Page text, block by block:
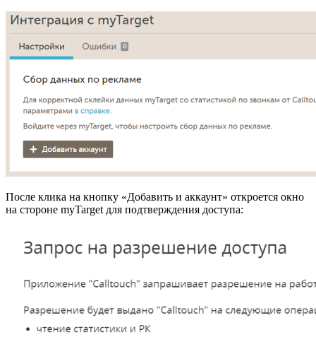
После клика на кнопку «Добавить и аккаунт» откроется окно
на стороне myTarget для подтверждения доступа: